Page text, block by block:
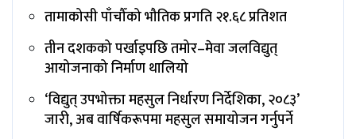
तामाकोसी पाँचौँको भौतिक प्रगति २१.६८ प्रतिशत
तीन दशकको पर्खाइपछि तमोर–मेवा जलविद्युत्
आयोजनाको निर्माण थालियो
‘विद्युत् उपभोक्ता महसुल निर्धारण निर्देशिका, २०८३’
जारी, अब वार्षिकरूपमा महसुल समायोजन गर्नुपर्ने